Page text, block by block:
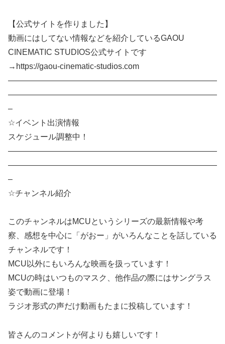
【公式サイトを作りました】
動画にはしてない情報などを紹介しているGAOU
CINEMATIC STUDIOS公式サイトです
→https://gaou-cinematic-studios.com
——————————————————————————
——————————————————————————
–
☆イベント出演情報
スケジュール調整中！
——————————————————————————
——————————————————————————
–
☆チャンネル紹介
このチャンネルはMCUというシリーズの最新情報や考
察、感想を中心に「がおー」がいろんなことを話している
チャンネルです！
MCU以外にもいろんな映画を扱っています！
MCUの時はいつものマスク、他作品の際にはサングラス
姿で動画に登場！
ラジオ形式の声だけ動画もたまに投稿しています！
皆さんのコメントが何よりも嬉しいです！